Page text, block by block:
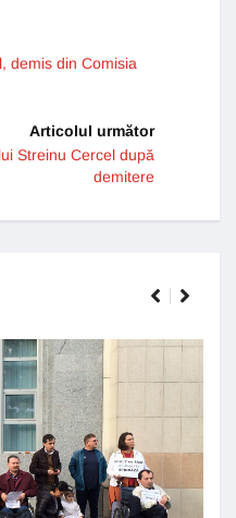
demis din Comisia
Articolul următor
Streinu Cercel după
demitere